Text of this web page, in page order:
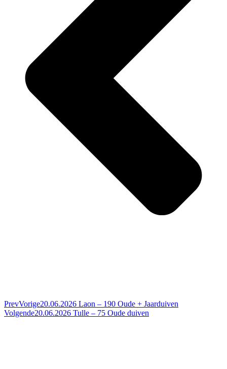
PrevVorige20.06.2026 Laon – 190 Oude + Jaarduiven
Volgende20.06.2026 Tulle – 75 Oude duiven